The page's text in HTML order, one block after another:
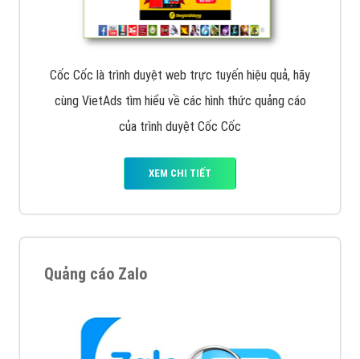
Quảng cáo Cốc Cốc
Cốc Cốc là trình duyệt web trực tuyến hiệu quả, hãy
cùng VietAds tìm hiểu về các hình thức quảng cáo
của trình duyệt Cốc Cốc